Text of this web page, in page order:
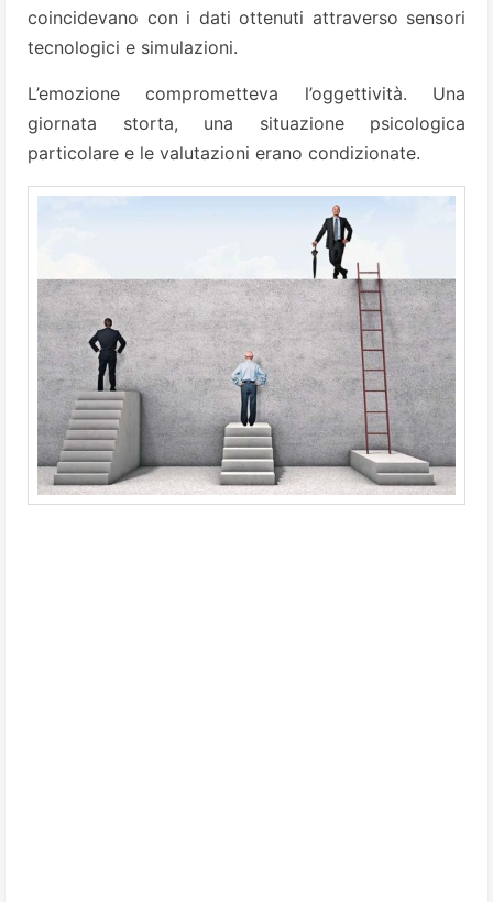
coincidevano con i dati ottenuti attraverso sensori
tecnologici e simulazioni.
L’emozione comprometteva l’oggettività. Una
giornata storta, una situazione psicologica
particolare e le valutazioni erano condizionate.